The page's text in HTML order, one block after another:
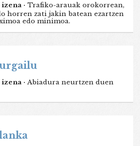
izena · Trafiko-arauak orokorrean,
horren zati jakin batean ezartzen
edo minimoa.
izena · Abiadura neurtzen duen